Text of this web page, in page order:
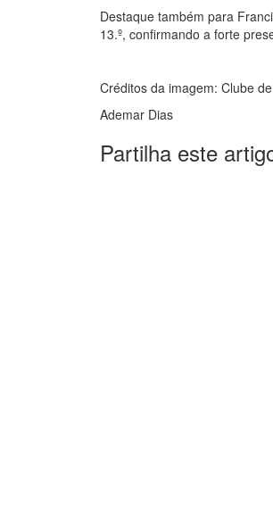
Destaque também para
13.º, confirmando a forte
Créditos da imagem: Clube
Ademar Dias
Partilha este